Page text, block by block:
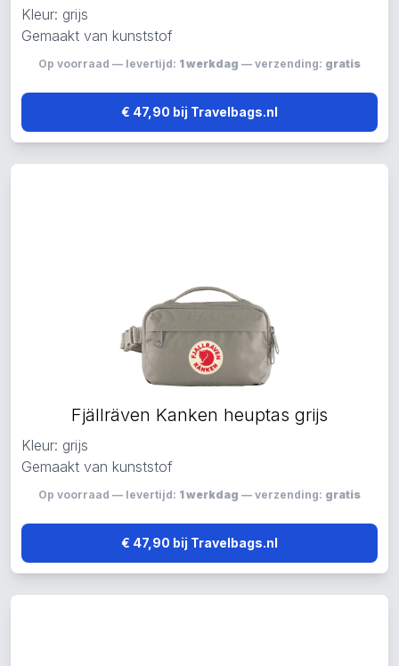
Kleur: grijs
Gemaakt van kunststof
Op voorraad — levertijd: 1 werkdag — verzending: gratis
€ 47,90 bij Travelbags.nl
Fjällräven Kanken heuptas grijs
Kleur: grijs
Gemaakt van kunststof
Op voorraad — levertijd: 1 werkdag — verzending: gratis
€ 47,90 bij Travelbags.nl